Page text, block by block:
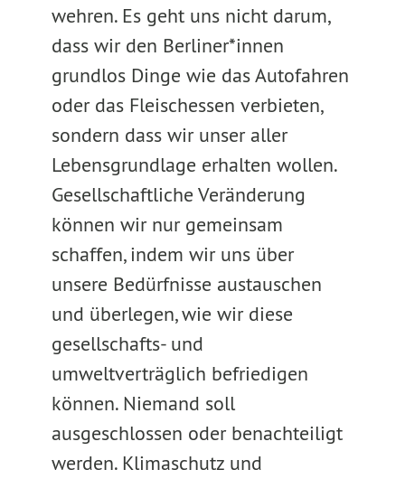
wehren. Es geht uns nicht darum,
dass wir den Berliner*innen
grundlos Dinge wie das Autofahren
oder das Fleischessen verbieten,
sondern dass wir unser aller
Lebensgrundlage erhalten wollen.
Gesellschaftliche Veränderung
können wir nur gemeinsam
schaffen, indem wir uns über
unsere Bedürfnisse austauschen
und überlegen, wie wir diese
gesellschafts- und
umweltverträglich befriedigen
können. Niemand soll
ausgeschlossen oder benachteiligt
werden. Klimaschutz und